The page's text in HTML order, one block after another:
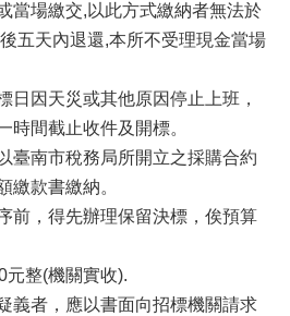
當場繳交,以此方式繳納者無法於
五天內退還,本所不受理現金當場
日因天災或其他原因停止上班，
時間截止收件及開標。
臺南市稅務局所開立之採購合約
繳款書繳納。
前，得先辦理保留決標，俟預算
元整(機關實收).
義者，應以書面向招標機關請求